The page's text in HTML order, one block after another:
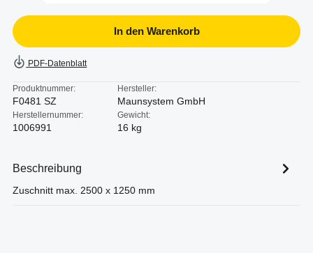
In den Warenkorb
PDF-Datenblatt
Produktnummer:
F0481 SZ
Hersteller:
Maunsystem GmbH
Herstellernummer:
1006991
Gewicht:
16 kg
Beschreibung
Zuschnitt max. 2500 x 1250 mm